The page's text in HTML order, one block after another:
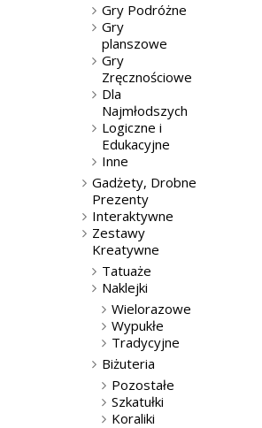
Gry Podróżne
Gry
planszowe
Gry
Zręcznościowe
Dla
Najmłodszych
Logiczne i
Edukacyjne
Inne
Gadżety, Drobne
Prezenty
Interaktywne
Zestawy
Kreatywne
Tatuaże
Naklejki
Wielorazowe
Wypukłe
Tradycyjne
Biżuteria
Pozostałe
Szkatułki
Koraliki